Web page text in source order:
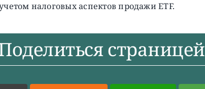
налоговых аспектов продажи ETF.
страницей